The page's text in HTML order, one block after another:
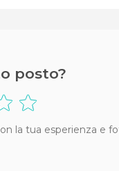
posto?
la tua esperienza e